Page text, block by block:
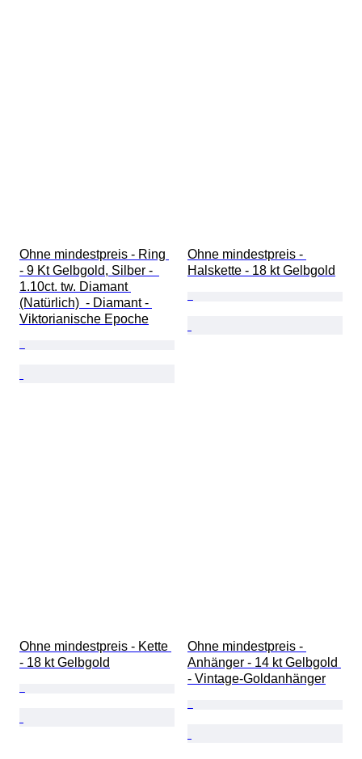
Ohne mindestpreis - Ring
- 9 Kt Gelbgold, Silber -
1.10ct. tw. Diamant
(Natürlich)  - Diamant -
Viktorianische Epoche
Ohne mindestpreis -
Halskette - 18 kt Gelbgold
Ohne mindestpreis - Kette
- 18 kt Gelbgold
Ohne mindestpreis -
Anhänger - 14 kt Gelbgold
- Vintage-Goldanhänger